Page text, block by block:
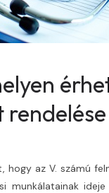
rendelése
hogy az V. számú
munkálatainak